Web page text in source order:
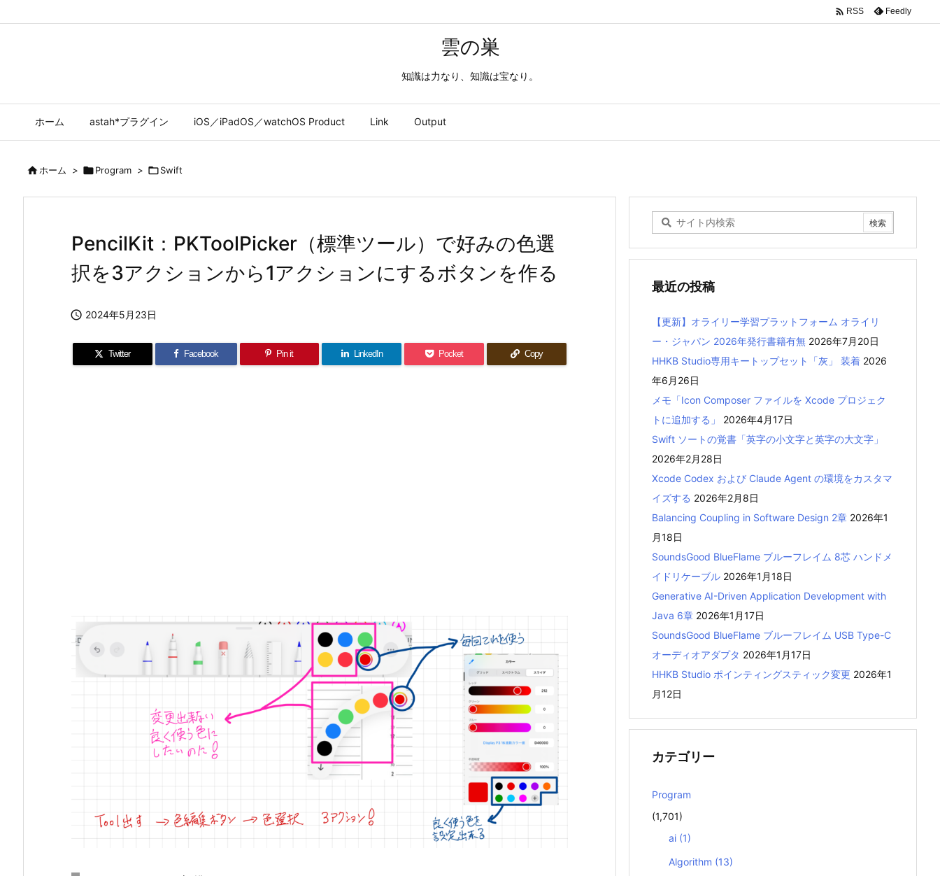
雲の巣
知識は力なり、知識は宝なり。
ホーム astah*プラグイン iOS／iPadOS／watchOS Product Link Output
 RSS Feedly
ホーム > Program > Swift
PencilKit：PKToolPicker（標準ツール）で好みの色選
択を3アクションから1アクションにするボタンを作る
 2024年5月23日
Twitter Facebook Pin it LinkedIn Pocket Copy
最近の投稿
【更新】オライリー学習プラットフォーム オライリ
ー・ジャパン 2026年発行書籍有無 2026年7月20日
HHKB Studio専用キートップセット「灰」 装着 2026
年6月26日
メモ「Icon Composer ファイルを Xcode プロジェク
トに追加する」
2026年4月17日
Swift ソートの覚書「英字の小文字と英字の大文字」
2026年2月28日
Xcode Codex および Claude Agent の環境をカスタマ
イズする 2026年2月8日
Balancing Coupling in Software Design 2章 2026年1
月18日
SoundsGood BlueFlame ブルーフレイム 8芯 ハンドメ
イドリケーブル 2026年1月18日
Generative AI-Driven Application Development with
Java 6章 2026年1月17日
SoundsGood BlueFlame ブルーフレイム USB Type-C
オーディオアダプタ 2026年1月17日
HHKB Studio ポインティングスティック変更 2026年1
月12日
カテゴリー
Program
(1,701)
ai (1)
Algorithm (13)